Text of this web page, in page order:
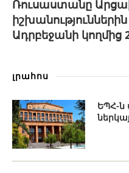
Ռուսաստանը
Ադրբեջանի կողմից
լրահոս
ԵՊՀ-ն